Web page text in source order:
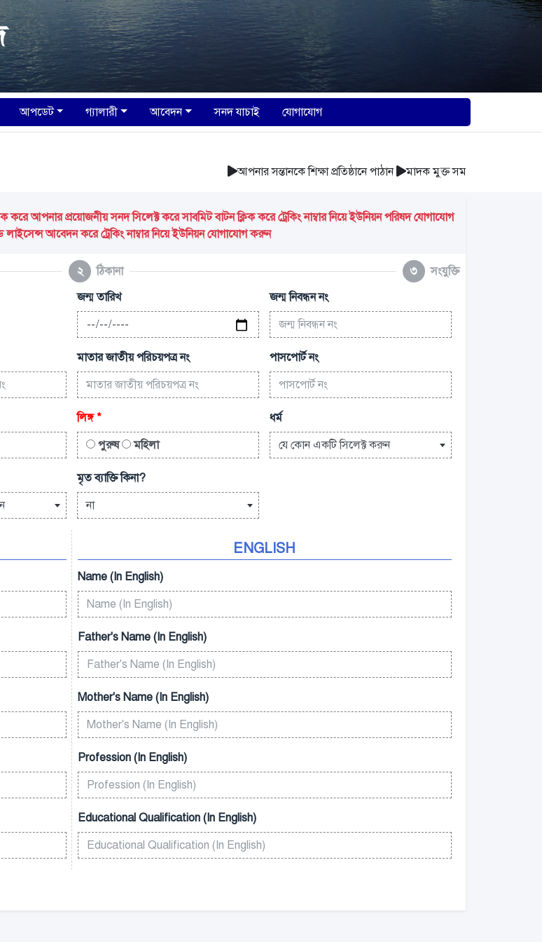
আপডেট গ্যালারী আবেদন সনদ যাচাই যোগাযোগ
আপনার সন্তানকে শিক্ষা প্রতিষ্ঠানে পাঠান
মাদক মুক্ত সমাজ গঠন করুন
আপনার প্রয়োজনীয় সনদ সিলেক্ট করে সাবমিট বাটন ক্লিক করে ট্রেকিং নাম্বার নিয়ে ইউনিয়ন পরিষদ যোগাযোগ
লাইসেন্স আবেদন করে ট্রেকিং নাম্বার নিয়ে ইউনিয়ন যোগাযোগ করুন
২ ঠিকানা ৩
সংযুক্তি
জন্ম তারিখ জন্ম নিবন্ধন নং
মাতার জাতীয় পরিচয়পত্র নং পাসপোর্ট নং
লিঙ্গ*
পুরুষ
মহিলা
ধর্ম
যে কোন একটি সিলেক্ট করুন
মৃত ব্যাক্তি কিনা?
না
ENGLISH
Name (In English)
Father's Name (In English)
Mother's Name (In English)
Profession (In English)
Educational Qualification (In English)